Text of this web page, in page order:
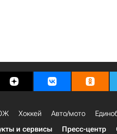
Хоккей Авто/мото
и сервисы Пресс-центр